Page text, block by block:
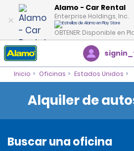
Alamo - Car Rental
Enterprise Holdings, Inc.
OBTENER: Disponible en
Inicio Oficinas Estados Unidos
Alquiler de
Buscar una oficina